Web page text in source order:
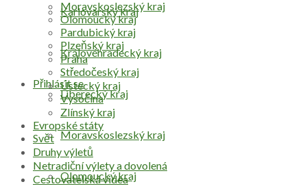
Přihlásit se
Karlovarský kraj
Královéhradecký kraj
Liberecký kraj
Moravskoslezský kraj
Olomoucký kraj
Moravskoslezský kraj
Olomoucký kraj
Pardubický kraj
Plzeňský kraj
Praha
Středočeský kraj
Ústecký kraj
Vysočina
Zlínský kraj
Evropské státy
Svět
Druhy výletů
Netradiční výlety a dovolená
Cestovatelská videa